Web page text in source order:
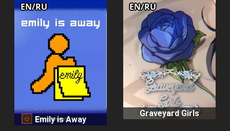
Emily is Away
EN/RU
Graveyard Girls
EN/RU